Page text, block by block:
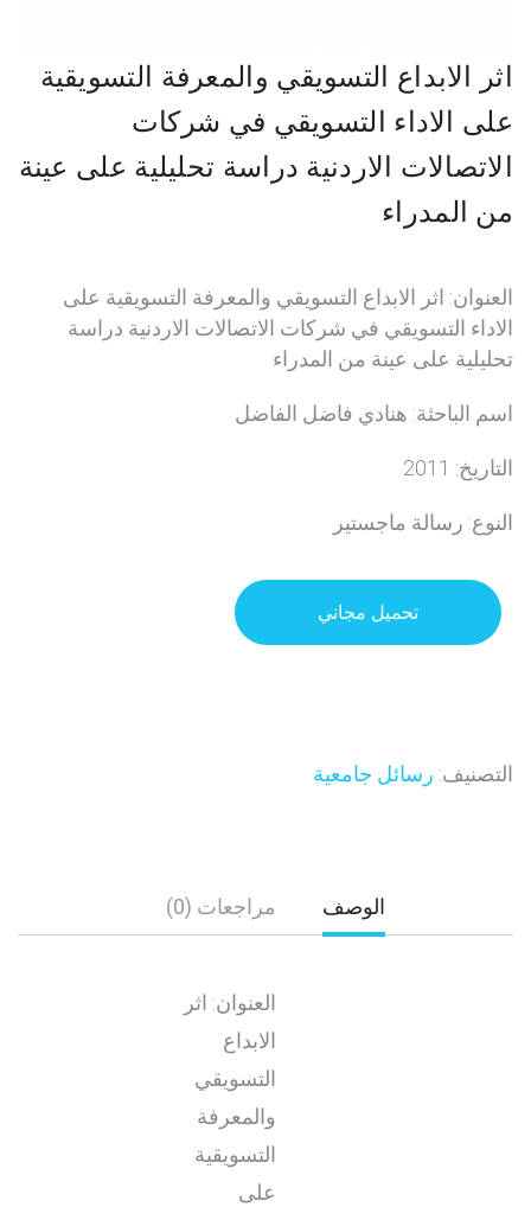
اثر الابداع التسويقي والمعرفة التسويقية
على الاداء التسويقي في شركات
الاتصالات الاردنية دراسة تحليلية على عينة
من المدراء
العنوان: اثر الابداع التسويقي والمعرفة التسويقية على
الاداء التسويقي في شركات الاتصالات الاردنية دراسة
تحليلية على عينة من المدراء
اسم الباحثة: هنادي فاضل الفاضل
التاريخ: 2011
النوع: رسالة ماجستير
تحميل مجاني
التصنيف: رسائل جامعية
الوصف مراجعات (0)
العنوان: اثر
الابداع
التسويقي
والمعرفة
التسويقية
على